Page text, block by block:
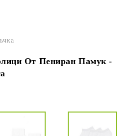
От Пениран Памук -